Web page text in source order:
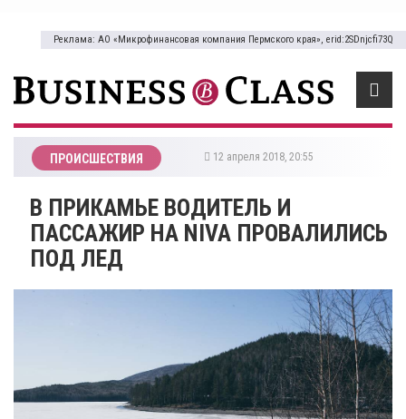
Реклама: АО «Микрофинансовая компания Пермского края», erid:2SDnjcfi73Q
ПРОИСШЕСТВИЯ 12 апреля 2018, 20:55
В ПРИКАМЬЕ ВОДИТЕЛЬ И
ПАССАЖИР НА NIVA ПРОВАЛИЛИСЬ
ПОД ЛЕД